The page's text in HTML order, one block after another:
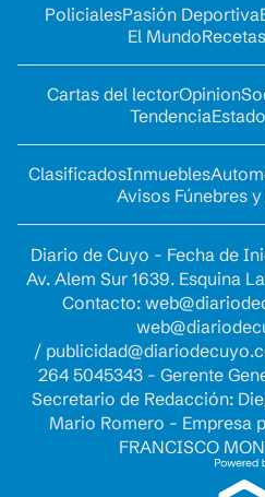
PolicialesPasión Deportiva
El MundoRecetas
Cartas del lectorOpinion
Tendencia
ClasificadosInmuebles
Avisos Fúnebres
Diario de Cuyo - Fecha de
Av. Alem Sur 1639. Esquina
Contacto:
/
264 5045343 - Gerente
Secretario de Redacción:
Mario Romero - Empresa
FRANCISCO